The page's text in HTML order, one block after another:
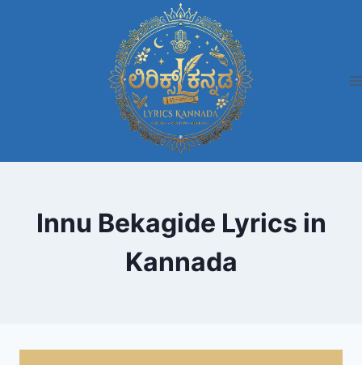
Innu Bekagide Lyrics in
Kannada